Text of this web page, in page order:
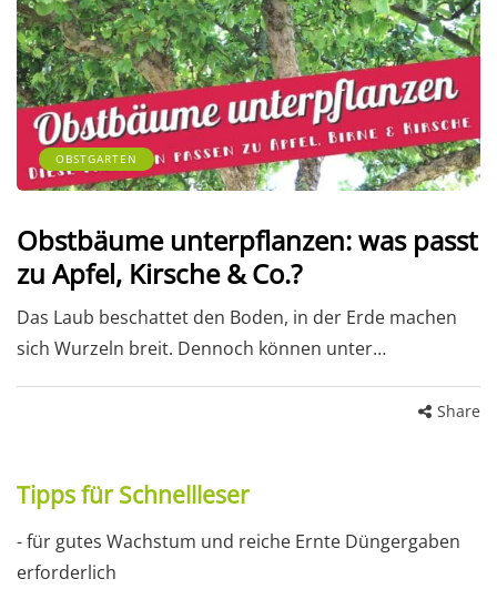
OBSTGARTEN
Obstbäume unterpflanzen: was passt
zu Apfel, Kirsche & Co.?
Das Laub beschattet den Boden, in der Erde machen
sich Wurzeln breit. Dennoch können unter…
Share
Tipps für Schnellleser
- für gutes Wachstum und reiche Ernte Düngergaben
erforderlich